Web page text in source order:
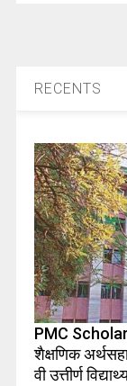
RECENTS
PMC
शैक्षणिक
वी उत्तीर्ण